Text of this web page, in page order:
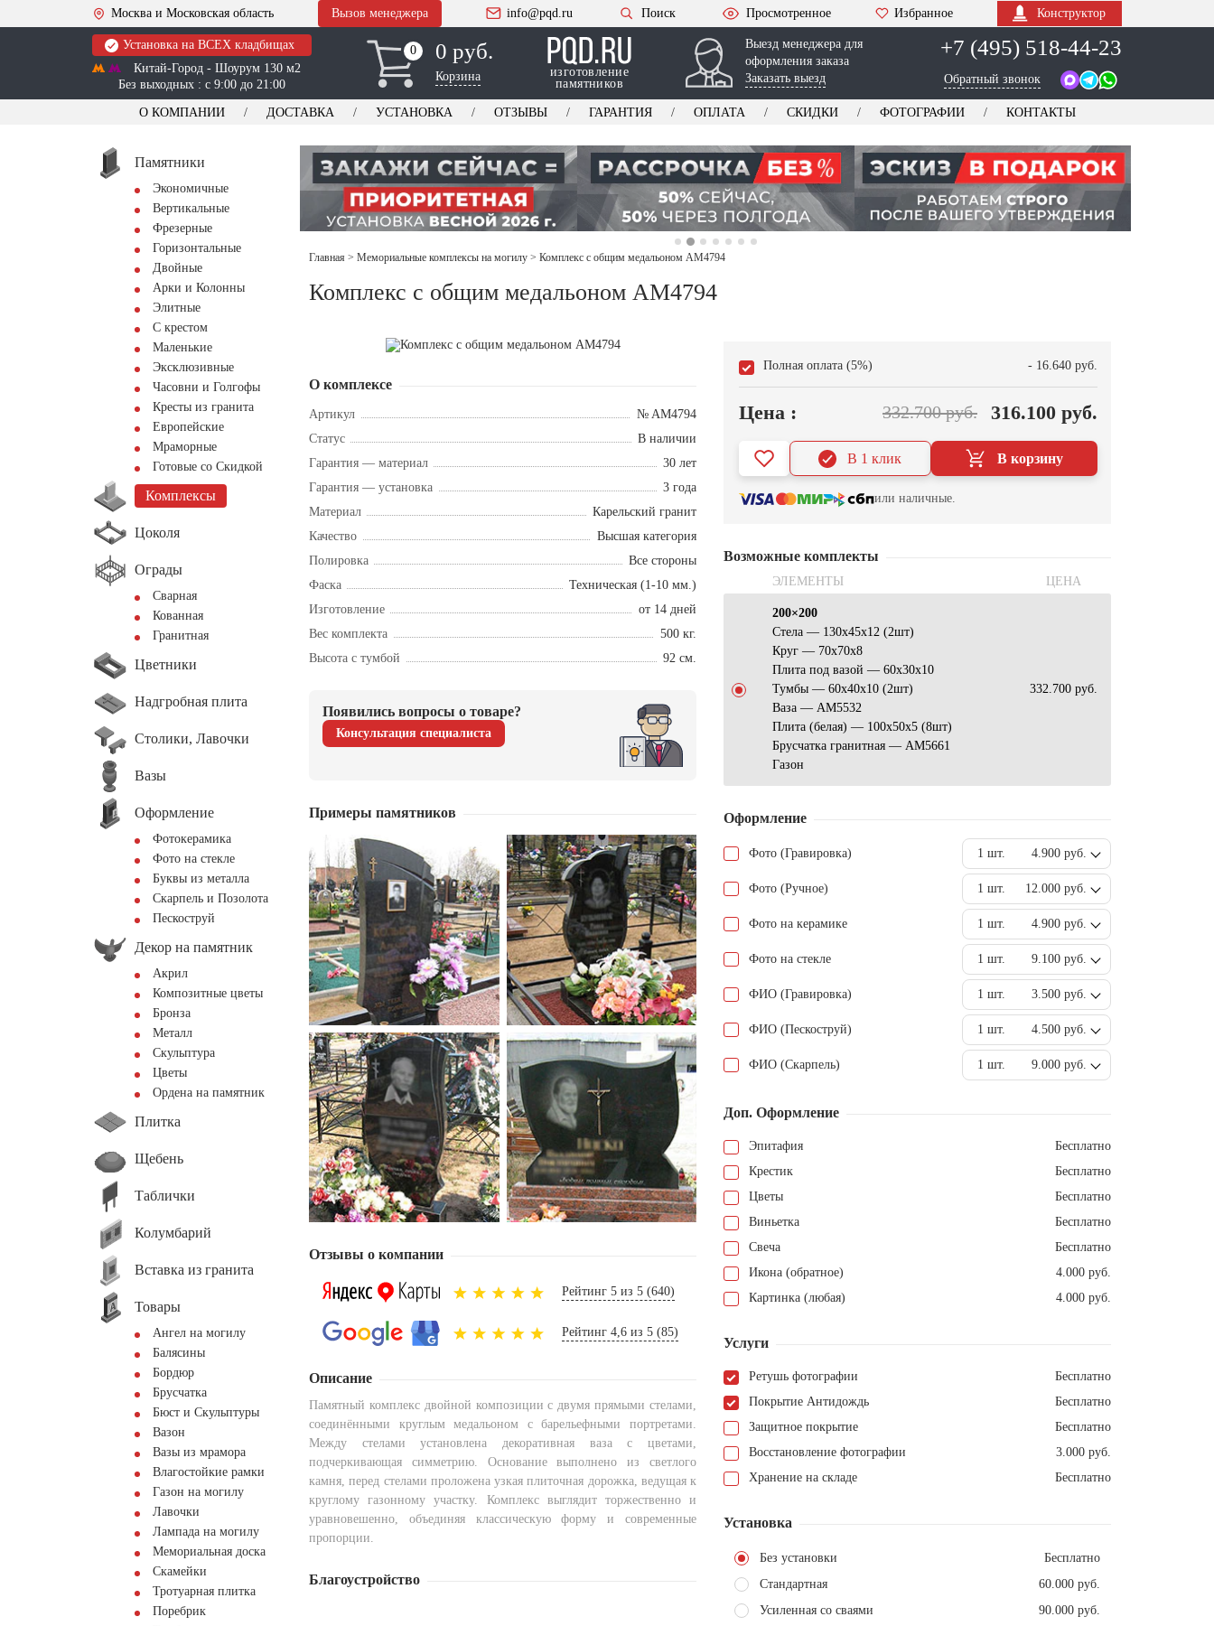
Москва и Московская область Вызов менеджера info@pqd.ru Поиск Просмотренное Избранное Конструктор
Установка на ВСЕХ кладбищах
Китай-Город - Шоурум 130 м2
Без выходных : с 9:00 до 21:00
0
0 0 руб.
Корзина
изготовление
памятников
Выезд менеджера для
оформления заказа
Заказать выезд
+7 (495) 518-44-23
Обратный звонок
О КОМПАНИИ ДОСТАВКА УСТАНОВКА ОТЗЫВЫ ГАРАНТИЯ ОПЛАТА СКИДКИ ФОТОГРАФИИ КОНТАКТЫ
Памятники
Экономичные
Вертикальные
Фрезерные
Горизонтальные
Двойные
Арки и Колонны
Элитные
С крестом
Маленькие
Эксклюзивные
Часовни и Голгофы
Кресты из гранита
Европейские
Мраморные
Готовые со Скидкой
Комплексы
Цоколя
Ограды
Сварная
Кованная
Гранитная
Цветники
Надгробная плита
Столики, Лавочки
Вазы
Оформление
Фотокерамика
Фото на стекле
Буквы из металла
Скарпель и Позолота
Пескоструй
Декор на памятник
Акрил
Композитные цветы
Бронза
Металл
Скульптура
Цветы
Ордена на памятник
Плитка
Щебень
Таблички
Колумбарий
Вставка из гранита
Товары
Ангел на могилу
Балясины
Бордюр
Брусчатка
Бюст и Скульптуры
Вазон
Вазы из мрамора
Влагостойкие рамки
Газон на могилу
Лавочки
Лампада на могилу
Мемориальная доска
Скамейки
Тротуарная плитка
Поребрик
Главная > Мемориальные комплексы на могилу > Комплекс с общим медальоном AM4794
Комплекс с общим медальоном AM4794
О комплексе
Артикул
№ AM4794
Статус
В наличии
Гарантия — материал
30 лет
Гарантия — установка
3 года
Материал
Карельский гранит
Качество
Высшая категория
Полировка
Все стороны
Фаска
Техническая (1-10 мм.)
Изготовление
от 14 дней
Вес комплекта
500 кг.
Высота с тумбой
92 см.
Появились вопросы о товаре?
Консультация специалиста
Примеры памятников
Отзывы о компании
Рейтинг 5 из 5 (640)
Рейтинг 4,6 из 5 (85)
Описание
Памятный комплекс двойной композиции с двумя прямыми стелами,
соединёнными круглым медальоном с барельефными портретами.
Между стелами установлена декоративная ваза с цветами,
подчеркивающая симметрию. Основание выполнено из светлого
камня, перед стелами проложена узкая плиточная дорожка, ведущая к
круглому газонному участку. Комплекс выглядит торжественно и
уравновешенно, объединяя классическую форму и современные
пропорции.
Благоустройство
Полная оплата (5%) - 16.640 руб.
Цена : 332.700 руб. 316.100 руб.
В корзину
В 1 клик
или наличные.
Возможные комплекты
ЭЛЕМЕНТЫ ЦЕНА
200×200
Стела — 130х45х12 (2шт)
Круг — 70х70х8
Плита под вазой — 60х30х10
Тумбы — 60х40х10 (2шт)
Ваза — АМ5532
Плита (белая) — 100х50х5 (8шт)
Брусчатка гранитная — АМ5661
Газон
332.700 руб.
Оформление
Фото (Гравировка) 1 шт. 4.900 руб.
Фото (Ручное) 1 шт. 12.000 руб.
Фото на керамике 1 шт. 4.900 руб.
Фото на стекле 1 шт. 9.100 руб.
ФИО (Гравировка) 1 шт. 3.500 руб.
ФИО (Пескоструй) 1 шт. 4.500 руб.
ФИО (Скарпель) 1 шт. 9.000 руб.
Доп. Оформление
Эпитафия
Бесплатно
Крестик
Бесплатно
Цветы
Бесплатно
Виньетка
Бесплатно
Свеча
Бесплатно
Икона (обратное)
4.000 руб.
Картинка (любая)
4.000 руб.
Услуги
Ретушь фотографии
Бесплатно
Покрытие Антидождь
Бесплатно
Защитное покрытие
Бесплатно
Восстановление фотографии
3.000 руб.
Хранение на складе
Бесплатно
Установка
Без установки
Бесплатно
Стандартная
60.000 руб.
Усиленная со сваями
90.000 руб.